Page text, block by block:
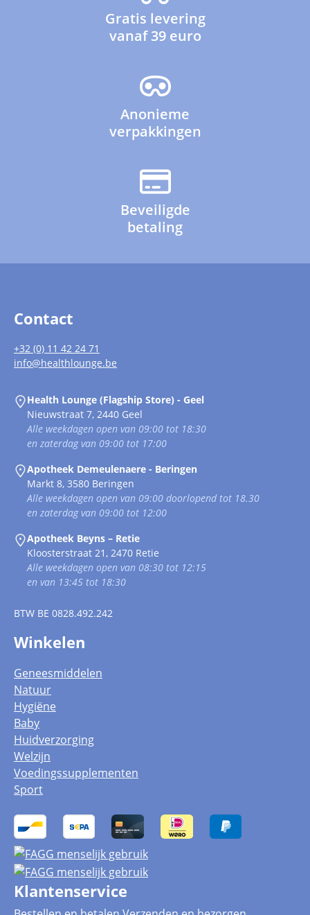
Gratis levering
vanaf 39 euro
Anonieme
verpakkingen
Beveiligde
betaling
Contact
+32 (0) 11 42 24 71
info@healthlounge.be
Health Lounge (Flagship Store) - Geel
Nieuwstraat 7, 2440 Geel
Alle weekdagen open van 09:00 tot 18:30
en zaterdag van 09:00 tot 17:00
Apotheek Demeulenaere - Beringen
Markt 8, 3580 Beringen
Alle weekdagen open van 09:00 doorlopend tot 18.30
en zaterdag van 09:00 tot 12:00
Apotheek Beyns – Retie
Kloosterstraat 21, 2470 Retie
Alle weekdagen open van 08:30 tot 12:15
en van 13:45 tot 18:30
BTW BE 0828.492.242
Winkelen
Geneesmiddelen
Natuur
Hygiëne
Baby
Huidverzorging
Welzijn
Voedingssupplementen
Sport
Klantenservice